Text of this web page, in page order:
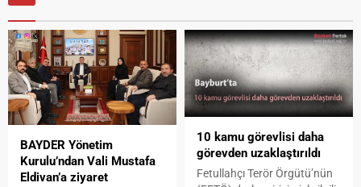
BAYDER Yönetim
Kurulu’ndan Vali Mustafa
Eldivan’a ziyaret
10 kamu görevlisi daha
görevden uzaklaştırıldı
Fetullahçı Terör Örgütü’nün